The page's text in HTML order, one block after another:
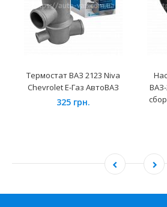
Термостат ВАЗ 2123 Niva
Chevrolet Е-Газ АвтоВАЗ
325 грн.